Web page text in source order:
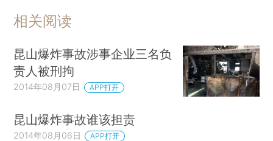
相关阅读
昆山爆炸事故涉事企业三名负
责人被刑拘
2014年08月07日 APP打开
昆山爆炸事故谁该担责
2014年08月06日 APP打开